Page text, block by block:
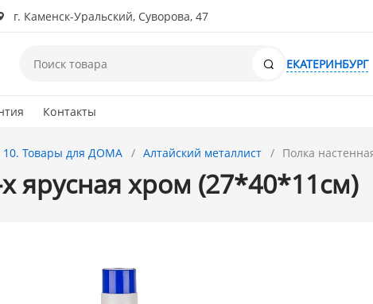
г. Каменск-Уральский, Суворова, 47
Поиск
ЕКАТЕРИНБУРГ
Контакты
10. Товары для ДОМА Алтайский металлист Полка
ярусная хром (27*40*11см)